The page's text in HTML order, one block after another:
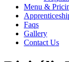
Menu &
Faqs
Gallery
Contact Us